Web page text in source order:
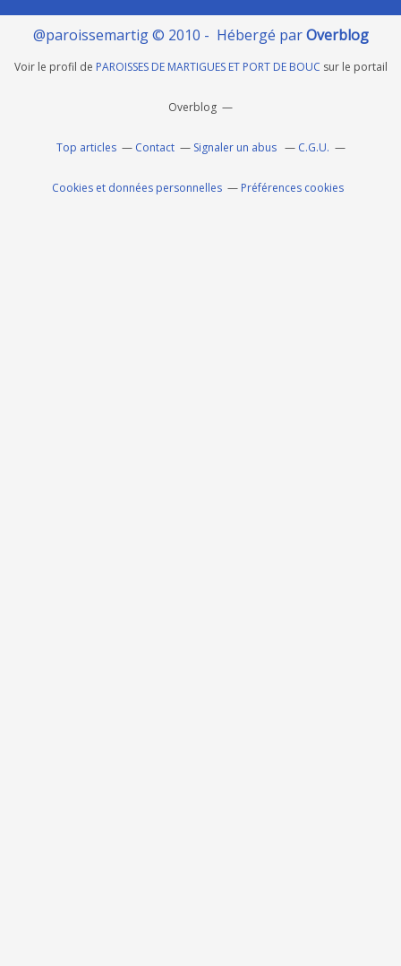
@paroissemartig © 2010 - Hébergé parOverblog
Voir le profil de PAROISSES DE MARTIGUES ET PORT DE BOUC sur le portail
Overblog
Top articles Contact Signaler un abus C.G.U.
Cookies et données personnelles Préférences cookies